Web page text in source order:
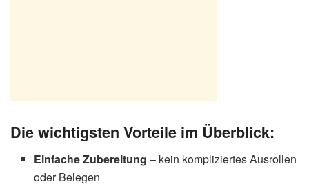
Die wichtigsten Vorteile im Überblick:
Einfache Zubereitung – kein kompliziertes Ausrollen
oder Belegen